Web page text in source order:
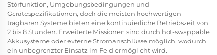
Störfunktion, Umgebungsbedingungen und
Gerätespezifikationen, doch die meisten hochwertigen
tragbaren Systeme bieten eine kontinuierliche Betriebszeit von
2 bis 8 Stunden. Erweiterte Missionen sind durch hot-swappable
Akkusysteme oder externe Stromanschlüsse möglich, wodurch
ein unbegrenzter Einsatz im Feld ermöglicht wird.